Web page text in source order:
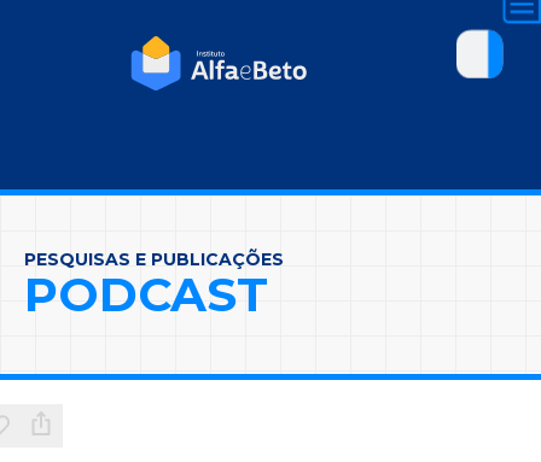
PESQUISAS E PUBLICAÇÕES
PODCAST